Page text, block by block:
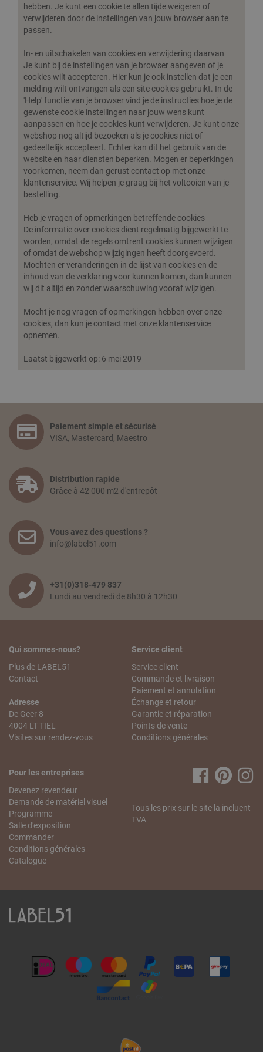
hebben. Je kunt een cookie te allen tijde weigeren of
verwijderen door de instellingen van jouw browser aan te
passen.
In- en uitschakelen van cookies en verwijdering daarvan
Je kunt bij de instellingen van je browser aangeven of je
cookies wilt accepteren. Hier kun je ook instellen dat je een
melding wilt ontvangen als een site cookies gebruikt. In de
'Help' functie van je browser vind je de instructies hoe je de
gewenste cookie instellingen naar jouw wens kunt
aanpassen en hoe je cookies kunt verwijderen. Je kunt onze
webshop nog altijd bezoeken als je cookies niet of
gedeeltelijk accepteert. Echter kan dit het gebruik van de
website en haar diensten beperken. Mogen er beperkingen
voorkomen, neem dan gerust contact op met onze
klantenservice. Wij helpen je graag bij het voltooien van je
bestelling.
Heb je vragen of opmerkingen betreffende cookies
De informatie over cookies dient regelmatig bijgewerkt te
worden, omdat de regels omtrent cookies kunnen wijzigen
of omdat de webshop wijzigingen heeft doorgevoerd.
Mochten er veranderingen in de lijst van cookies en de
inhoud van de verklaring voor kunnen komen, dan kunnen
wij dit altijd en zonder waarschuwing vooraf wijzigen.
Mocht je nog vragen of opmerkingen hebben over onze
cookies, dan kun je contact met onze klantenservice
opnemen.
Laatst bijgewerkt op: 6 mei 2019
Paiement simple et sécurisé
VISA, Mastercard, Maestro
Distribution rapide
Grâce à 42 000 m2 d'entrepôt
Vous avez des questions ?
info@label51.com
+31(0)318-479 837
Lundi au vendredi de 8h30 à 12h30
Qui sommes-nous?
Plus de LABEL51
Contact
Adresse
De Geer 8
4004 LT TIEL
Visites sur rendez-vous
Service client
Service client
Commande et livraison
Paiement et annulation
Échange et retour
Garantie et réparation
Points de vente
Conditions générales
Pour les entreprises
Devenez revendeur
Demande de matériel visuel
Programme
Salle d'exposition
Commander
Conditions générales
Catalogue
Tous les prix sur le site la incluent
TVA